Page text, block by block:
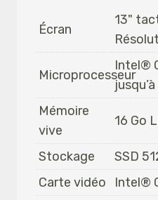
Écran
13"
Microprocesseur
Intel®
Mémoire
vive
16 Go
Stockage
SSD
Carte vidéo
Intel®